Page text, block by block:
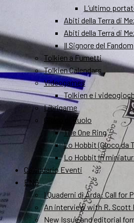
L’ultimo
Abiti della Terra di
Abiti della Terra di
Il Signore del Fandom
Tolkien a Fumetti
Tolkien Calendars
Videogames
Tolkien e i
Librigame
Gioco di Ruolo
The One Ring
Lo Hobbit (Gioco da
Lo Hobbit in
Calendario Eventi
ENG
I Quaderni di Arda: Call for
An interview with R. Scott
New Issue and editorial